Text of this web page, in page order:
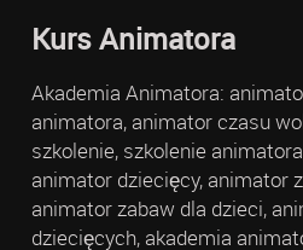
Kurs Animatora
Akademia Animatora:
animatora, animator czasu
szkolenie, szkolenie
animator dziecięcy, animator
animator zabaw dla dzieci,
dziecięcych, akademia